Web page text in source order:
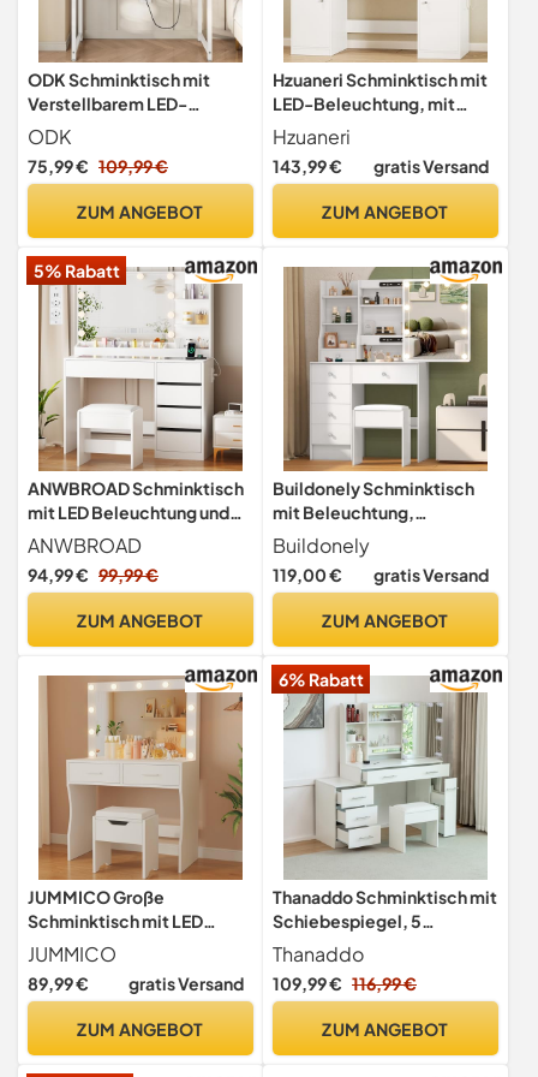
ODK Schminktisch mit
Verstellbarem LED-
Spiegel, Toilettentisch mit
4 Stoffschubladen,
Schminktisch mit
Anschluss, Weiß Make-up-
ODK
75,99 € 109,99 €
ZUM ANGEBOT
Hzuaneri Schminktisch mit
LED-Beleuchtung, mit
Stecker und Föhnhalter,
große Tischplatte 108 cm,
Schminktisch mit 2 großen
Schmuckablage, 2
cm, Weiß DT41503XEU
Hzuaneri
143,99 € gratis Versand
ZUM ANGEBOT
5% Rabatt
ANWBROAD Schminktisch
mit LED Beleuchtung und
Hocker, Glasplatte
ANWBROAD
94,99 € 99,99 €
ZUM ANGEBOT
Buildonely Schminktisch
mit Beleuchtung,
Frisiertisch mit mit Hocker
für Make up, Kosmetiktisch
mit Spiegel und Licht,
Schubladen, SD3910
Buildonely
119,00 € gratis Versand
ZUM ANGEBOT
JUMMICO Große
Schminktisch mit LED
Beleuchtung und Große
Spiegel 90 x 40 cm,
Einstellbare Helligkeit und
Kosmetiktisch mit 11 LED
JUMMICO
89,99 € gratis Versand
ZUM ANGEBOT
6% Rabatt
Thanaddo Schminktisch mit
Schiebespiegel, 5
Schubladen, offenen
Regalen, Hocker, Modern
Kosmetiktisch, Frisiertisch,
Thanaddo
109,99 € 116,99 €
ZUM ANGEBOT